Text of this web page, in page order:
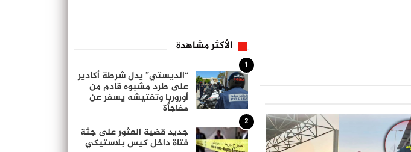
الأكثر مشاهدة
1
“الديستي” يدل شرطة أكادير
على طرد مشبوه قادم من
أوروربا وتفتيشه يسفر عن
مفاجأة
2
جديد قضية العثور على جثة
فتاة داخل كيس بلاستيكي